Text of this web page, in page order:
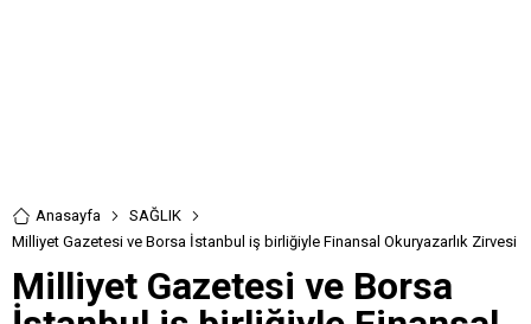
Anasayfa
SAĞLIK
Milliyet Gazetesi ve Borsa İstanbul iş birliğiyle Finansal Okuryazarlık Zirvesi
Milliyet Gazetesi ve Borsa